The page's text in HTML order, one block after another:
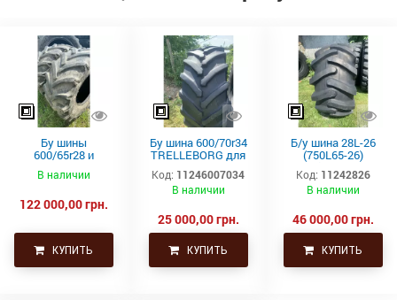
Бу шины
600/65r28 и
710/70r38
Goodyear для
deer
В наличии
122 000,00 грн.
КУПИТЬ
Бу шина 600/70r34
TRELLEBORG для
фенд трактора (с/
х)
Код: 11246007034
В наличии
25 000,00 грн.
КУПИТЬ
Б/у шина 28L-26
(750L65-26)
Alliance на
комбайн
Код: 11242826
В наличии
46 000,00 грн.
КУПИТЬ